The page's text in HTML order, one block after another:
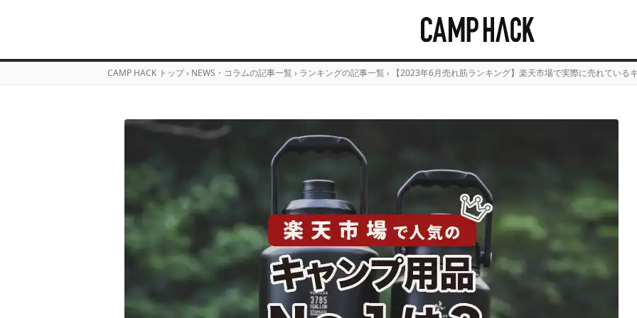
CAMP HACK トップ › NEWS・コラムの記事一覧 › ランキングの記事一覧 › 【2023年6月売れ筋ランキング】楽天市場で実際に売れている